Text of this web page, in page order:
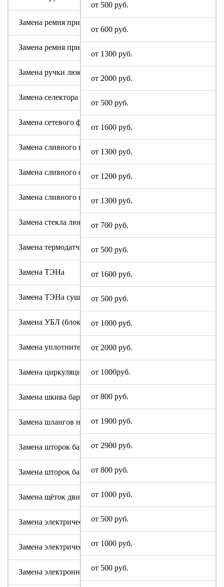
от 500 руб.
от 600 руб.
от 1300 руб.
от 2000 руб.
от 500 руб.
от 1600 руб.
от 1300 руб.
от 1200 руб.
от 1300 руб.
от 700 руб.
от 500 руб.
от 1600 руб.
от 500 руб.
от 1000 руб.
от 2000 руб.
от 1000руб.
от 800 руб.
от 1900 руб.
от 2900 руб.
от 800 руб.
от 1000 руб.
от 500 руб.
от 1000 руб.
от 500 руб.
Замена ремня привода (двигателя)
Замена ремня привода барабана
Замена ручки люка
Замена селектора программ
Замена сетевого фильтра (ФПС, пусковой конденсатор)
Замена сливного насоса
Замена сливного фильтра
Замена сливного шланга
Замена стекла люка
Замена термодатчика
Замена ТЭНа
Замена ТЭНа сушки
Замена УБЛ (блокировки люка)
Замена уплотнительной резины люка (манжеты)
Замена циркуляционного насоса
Замена шкива барабана
Замена шлангов налива и слива воды
Замена шторок барабана (для машин с вертикальной
Замена шторок барабана с разбором бака (для машин с
Замена щёток двигателя
Замена электрического модуля на новый
Замена электрического шнура
Замена электронного модуля